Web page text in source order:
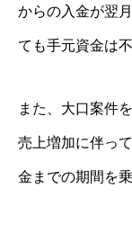
からの入金が翌
ても手元資金は
また、大口案件
売上増加に伴っ
金までの期間を